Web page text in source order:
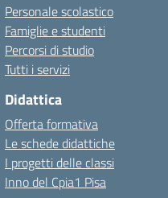
Personale scolastico
Famiglie e studenti
Percorsi di studio
Tutti i servizi
Didattica
Offerta formativa
Le schede didattiche
I progetti delle classi
Inno del Cpia1 Pisa